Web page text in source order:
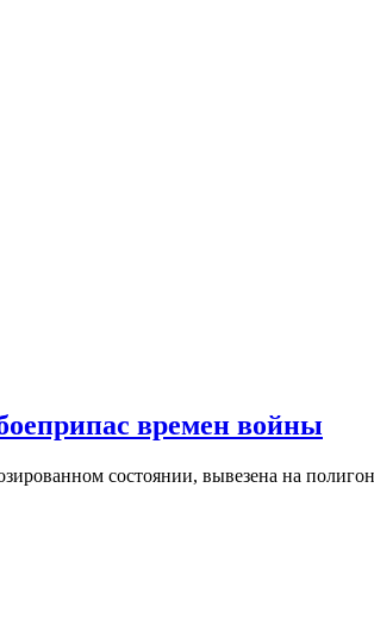
времен войны
состоянии, вывезена на